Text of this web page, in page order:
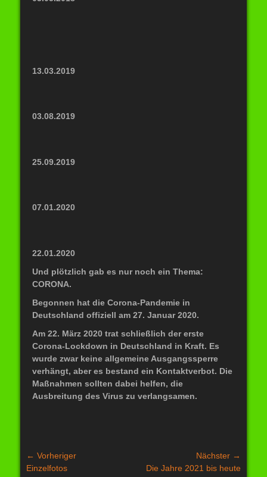
13.03.2019
03.08.2019
25.09.2019
07.01.2020
22.01.2020
Und plötzlich gab es nur noch ein Thema:
CORONA.
Begonnen hat die Corona-Pandemie in
Deutschland offiziell am 27. Januar 2020.
Am 22. März 2020 trat schließlich der erste
Corona-Lockdown in Deutschland in Kraft. Es
wurde zwar keine allgemeine Ausgangssperre
verhängt, aber es bestand ein Kontaktverbot. Die
Maßnahmen sollten dabei helfen, die
Ausbreitung des Virus zu verlangsamen.
Beitragsnavigation
← Vorheriger
Vorheriger
Einzelfotos
Nächster →
Nächster
Die Jahre 2021 bis heute